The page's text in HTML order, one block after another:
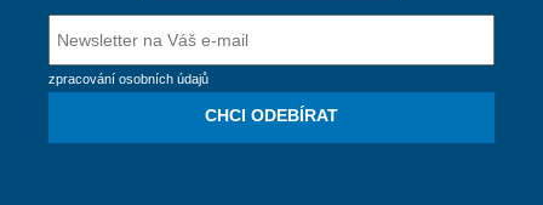
zpracování osobních údajů
CHCI ODEBÍRAT